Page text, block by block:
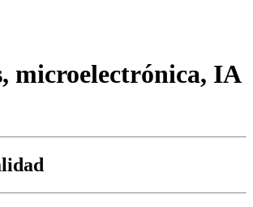
microelectrónica, IA